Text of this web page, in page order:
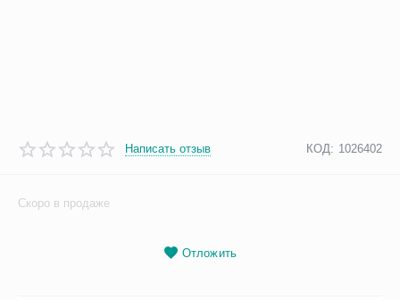
Написать отзыв КОД: 1026402
Скоро в продаже
Отложить